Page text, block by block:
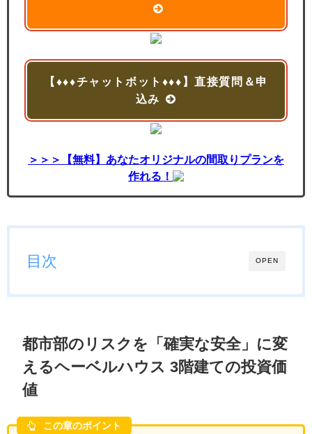
【♦♦♦チャットボット♦♦♦】直接質問＆申
込み
＞＞＞【無料】あなたオリジナルの間取りプランを
作れる！
OPEN
目次
都市部のリスクを「確実な安全」に変
えるヘーベルハウス 3階建ての投資価
値
この章のポイント